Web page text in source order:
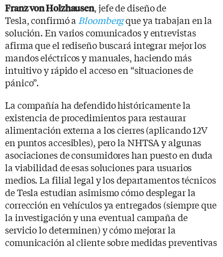
Franz von Holzhausen, jefe de diseño de
Tesla, confirmó a Bloombergque ya trabajan en la
solución. En varios comunicados y entrevistas
afirma que el rediseño buscará integrar mejor los
mandos eléctricos y manuales, haciendo más
intuitivo y rápido el acceso en “situaciones de
pánico”.
La compañía ha defendido históricamente la
existencia de procedimientos para restaurar
alimentación externa a los cierres (aplicando 12V
en puntos accesibles), pero la NHTSA y algunas
asociaciones de consumidores han puesto en duda
la viabilidad de esas soluciones para usuarios
medios. La filial legal y los departamentos técnicos
de Tesla estudian asimismo cómo desplegar la
corrección en vehículos ya entregados (siempre que
la investigación y una eventual campaña de
servicio lo determinen) y cómo mejorar la
comunicación al cliente sobre medidas preventivas